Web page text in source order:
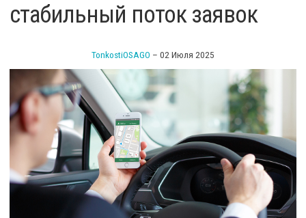
стабильный поток заявок
TonkostiOSAGO – 02 Июля 2025